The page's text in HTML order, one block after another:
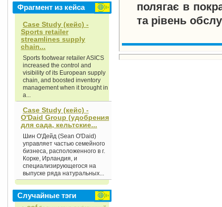
Фрагмент из кейса
Case Study (кейс) -
Sports retailer
streamlines supply
chain...
Sports footwear retailer ASICS
increased the control and
visibility of its European supply
chain, and boosted inventory
management when it brought in
a...
Case Study (кейс) -
O'Daid Group (удобрения
для сада, кельтские...
Шин О'Дейд (Sean O'Daid)
управляет частью семейного
бизнеса, расположенного в г.
Корке, Ирландия, и
специализирующегося на
выпуске ряда натуральных...
Случайные тэги
полягає в
та рівень